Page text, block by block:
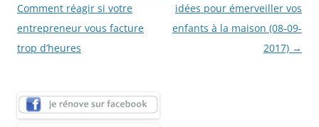
des
articles
Comment réagir si votre
entrepreneur vous facture
trop d’heures
idées pour émerveiller vos
enfants à la maison (08-09-
2017) →